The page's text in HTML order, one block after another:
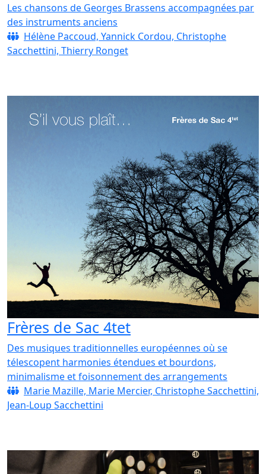
Les chansons de Georges Brassens accompagnées par
des instruments anciens
Hélène Paccoud, Yannick Cordou, Christophe
Sacchettini, Thierry Ronget
Frères de Sac 4tet
Des musiques traditionnelles européennes où se
télescopent harmonies étendues et bourdons,
minimalisme et foisonnement des arrangements
Marie Mazille, Marie Mercier, Christophe Sacchettini,
Jean-Loup Sacchettini